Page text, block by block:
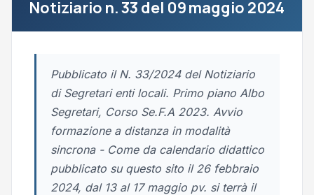
Notiziario n. 33 del 09 maggio 2024
Pubblicato il N. 33/2024 del Notiziario
di Segretari enti locali. Primo piano Albo
Segretari, Corso Se.F.A 2023. Avvio
formazione a distanza in modalità
sincrona - Come da calendario didattico
pubblicato su questo sito il 26 febbraio
2024, dal 13 al 17 maggio pv. si terrà il